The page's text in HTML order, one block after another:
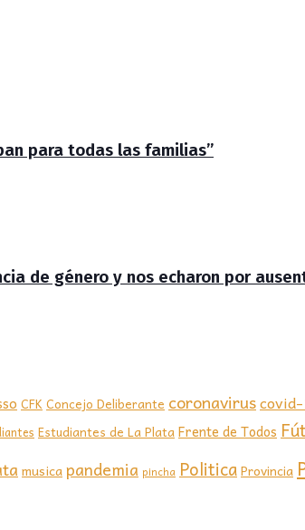
para todas las familias”
de género y nos echaron por
CFKConcejo Deliberante coronavirus
Estudiantes de La PlataFrente de Todos
musicapandemia pincha PoliticaProvincia